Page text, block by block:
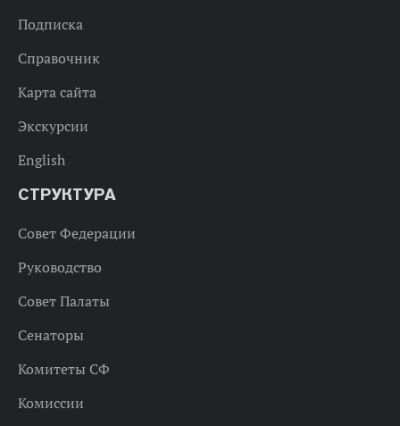
Подписка
Справочник
Карта сайта
Экскурсии
English
СТРУКТУРА
Совет Федерации
Руководство
Совет Палаты
Сенаторы
Комитеты СФ
Комиссии